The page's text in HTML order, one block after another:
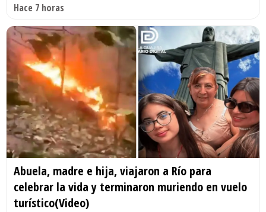
Hace 7 horas
Abuela, madre e hija, viajaron a Río para
celebrar la vida y terminaron muriendo en vuelo
turístico(Video)